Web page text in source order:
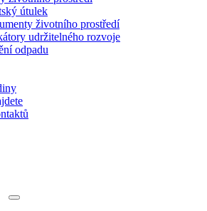
útulek
životního prostředí
udržitelného rozvoje
odpadu